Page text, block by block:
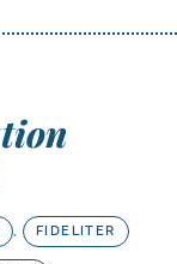
, FIDELITER